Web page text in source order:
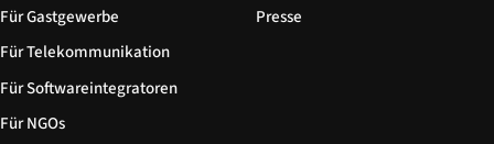
Für Gastgewerbe
Für Telekommunikation
Für Softwareintegratoren
Für NGOs
Presse